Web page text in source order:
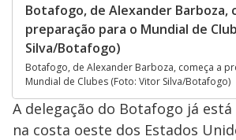
Botafogo, de Alexander Barboza,
preparação para o Mundial de
Silva/Botafogo)
Botafogo, de Alexander Barboza, começa a
Mundial de Clubes (Foto: Vitor Silva/Botafogo)
A delegação do Botafogo já
na costa oeste dos Estados